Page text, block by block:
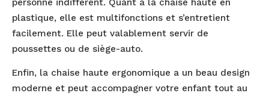
personne indifférent. Quant à la chaise haute en
plastique, elle est multifonctions et s’entretient
facilement. Elle peut valablement servir de
poussettes ou de siège-auto.
Enfin, la chaise haute ergonomique a un beau design
moderne et peut accompagner votre enfant tout au